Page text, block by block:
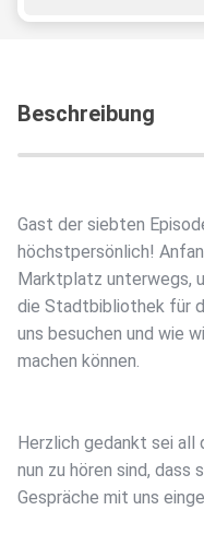
Beschreibung
Gast der siebten
höchstpersönlich!
Marktplatz unterwegs,
die Stadtbibliothek für
uns besuchen und wie
machen können.
Herzlich gedankt sei all
nun zu hören sind,
Gespräche mit uns